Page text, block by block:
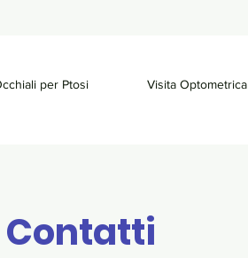
per Ptosi Visita Optometrica
Contatti